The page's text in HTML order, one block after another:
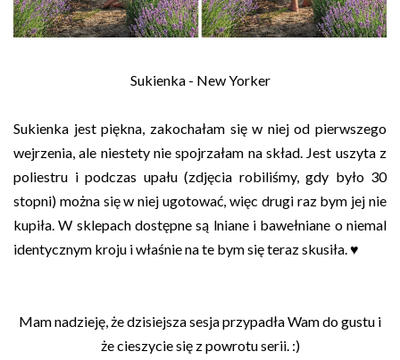
Sukienka - New Yorker
Sukienka jest piękna, zakochałam się w niej od pierwszego
wejrzenia, ale niestety nie spojrzałam na skład. Jest uszyta z
poliestru i podczas upału (zdjęcia robiliśmy, gdy było 30
stopni) można się w niej ugotować, więc drugi raz bym jej nie
kupiła. W sklepach dostępne są lniane i bawełniane o niemal
identycznym kroju i właśnie na te bym się teraz skusiła. ♥
Mam nadzieję, że dzisiejsza sesja przypadła Wam do gustu i
że cieszycie się z powrotu serii. :)